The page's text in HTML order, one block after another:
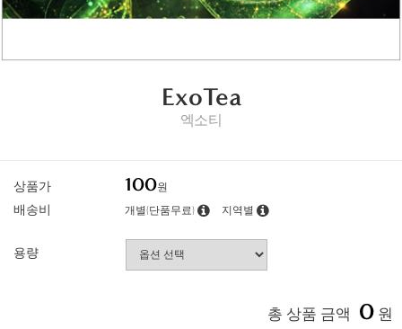
ExoTea
엑소티
상품가 100원
배송비 개별(단품무료) 지역별
용량
총 상품 금액 0 원